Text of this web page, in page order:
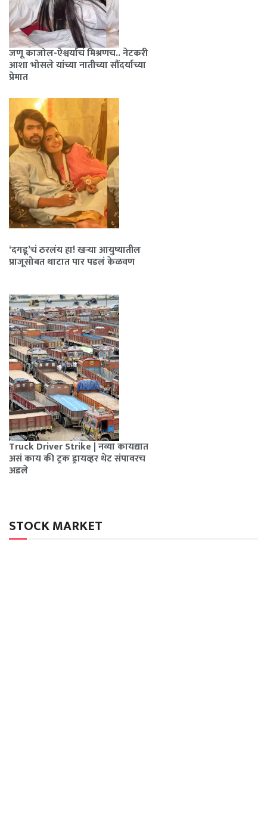
जणू काजोल-ऐश्वर्याचं मिश्रणच.. नेटकरी
आशा भोसले यांच्या नातीच्या सौंदर्याच्या
प्रेमात
‘दगडू’चं ठरलंय हा! खऱ्या आयुष्यातील
प्राजूसोबत थाटात पार पडलं केळवण
Truck Driver Strike | नव्या कायद्यात
असं काय की ट्रक ड्रायव्हर थेट संपावरच
अडले
STOCK MARKET